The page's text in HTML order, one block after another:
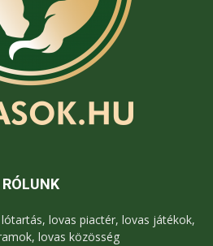
RÓLUNK
lovas piactér, lovas játékok,
lovas közösség